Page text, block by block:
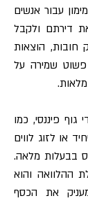
עבור אנשים
דירתם ולקבל
חובות, הוצאות
פשוט שמירה על
פיננסי, כמו
או לזוג לווים
נכס בבעלות מלאה.
ההלוואה והוא
את הכסף